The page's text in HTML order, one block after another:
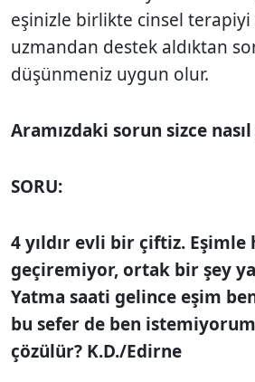
eşinizle birlikte cinsel
uzmandan destek aldıktan
düşünmeniz uygun olur.
Aramızdaki sorun sizce
SORU:
4 yıldır evli bir çiftiz.
geçiremiyor, ortak bir şey
Yatma saati gelince eşim
bu sefer de ben
çözülür? K.D./Edirne